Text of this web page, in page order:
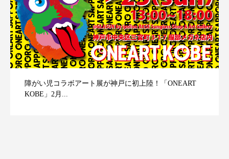
障がい児コラボアート展が神戸に初上陸！「ONEART
KOBE」2月...